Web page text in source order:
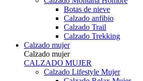
Botas de nieve
Calzado anfibio
Calzado Trail
Calzado Trekking
Calzado mujer
Calzado mujer
CALZADO MUJER
Calzado Lifestyle Mujer